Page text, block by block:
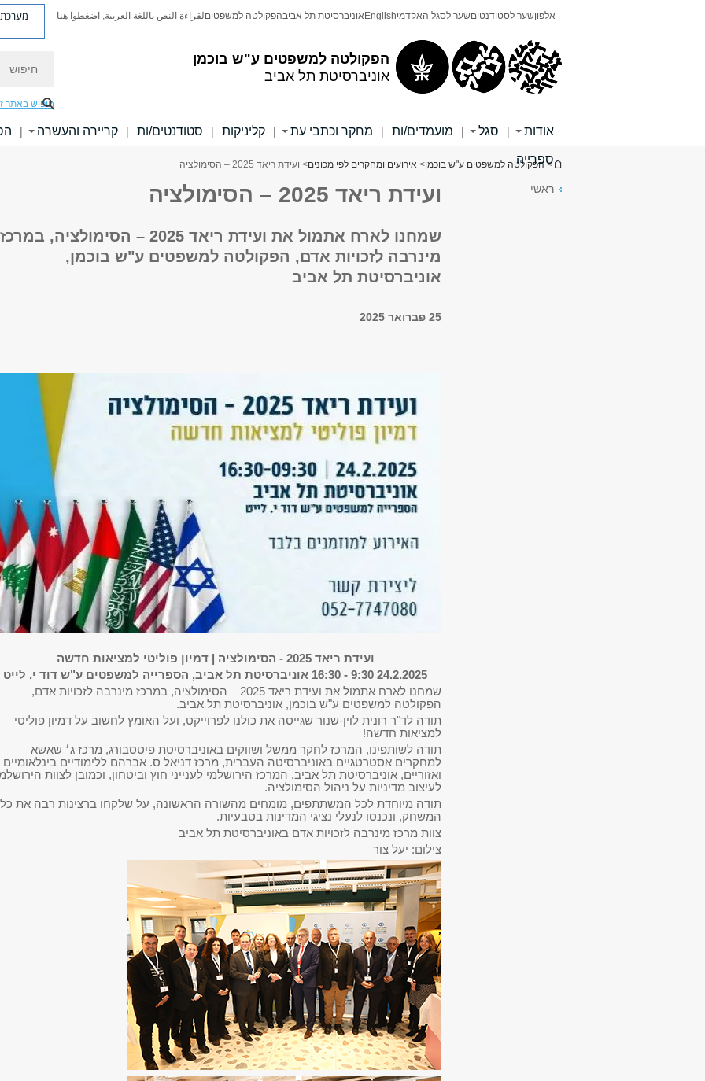
הפקולטה למשפטים ע"ש בוכמן
אוניברסיטת תל אביב
אלפוןשער לסטודנטיםשער לסגל האקדמיEnglish אוניברסיטת תל אביבהפקולטה למשפטיםلقراءة النص باللغة العربية, اضغطوا هنا מערכת
חיפוש באתר
אודות | סגל | מועמדים/ות | מחקר וכתבי עת | קליניקות | סטודנטים/ות | קריירה והעשרה |
ספרייה
הינך נמצא כאן
> הפקולטה למשפטים ע"ש בוכמן> אירועים ומחקרים לפי מכונים> ועידת ריאד 2025 – הסימולציה
ראשי ועידת ריאד 2025 – הסימולציה
שמחנו לארח אתמול את ועידת ריאד 2025 – הסימולציה, במרכז
מינרבה לזכויות אדם, הפקולטה למשפטים ע"ש בוכמן,
אוניברסיטת תל אביב
25 פברואר 2025
ועידת ריאד 2025 - הסימולציה | דמיון פוליטי למציאות חדשה
24.2.2025 9:30 - 16:30 אוניברסיטת תל אביב, הספרייה למשפטים ע"ש דוד י. לייט
שמחנו לארח אתמול את ועידת ריאד 2025 – הסימולציה, במרכז מינרבה לזכויות אדם,
הפקולטה למשפטים ע"ש בוכמן, אוניברסיטת תל אביב.
תודה לד"ר רונית לוין-שנור שגייסה את כולנו לפרוייקט, ועל האומץ לחשוב על דמיון פוליטי
למציאות חדשה!
תודה לשותפינו, המרכז לחקר ממשל ושווקים באוניברסיטת פיטסבורג, מרכז ג׳ שאשא
למחקרים אסטרטגיים באוניברסיטה העברית, מרכז דניאל ס. אברהם ללימודיים בינלאומיים
ואזוריים, אוניברסיטת תל אביב, המרכז הירושלמי לענייני חוץ וביטחון, וכמובן לצוות
לעיצוב מדיניות על ניהול הסימולציה.
תודה מיוחדת לכל המשתתפים, מומחים מהשורה הראשונה, על שלקחו ברצינות רבה את
המשחק, ונכנסו לנעלי נציגי המדינות בטבעיות.
צוות מרכז מינרבה לזכויות אדם באוניברסיטת תל אביב
צילום: יעל צור